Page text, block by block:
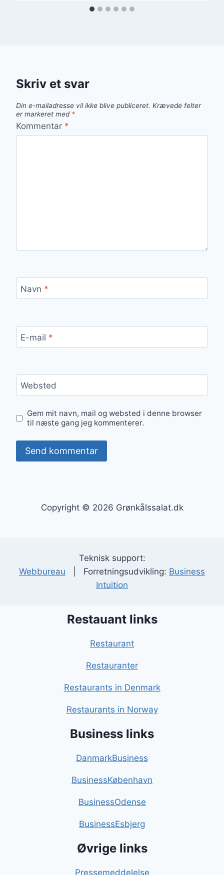
Skriv et svar
Din e-mailadresse vil ikke blive publiceret. Krævede felter
er markeret med *
Kommentar *
Navn *
E-mail *
Websted
Gem mit navn, mail og websted i denne browser
til næste gang jeg kommenterer.
Copyright © 2026 Grønkålssalat.dk
Teknisk support:
Webbureau | Forretningsudvikling: Business
Intuition
Restauant links
Restaurant
Restauranter
Restaurants in Denmark
Restaurants in Norway
Business links
DanmarkBusiness
BusinessKøbenhavn
BusinessOdense
BusinessEsbjerg
Øvrige links
Pressemeddelelse